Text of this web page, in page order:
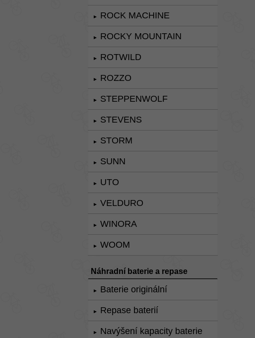
► ROCK MACHINE
► ROCKY MOUNTAIN
► ROTWILD
► ROZZO
► STEPPENWOLF
► STEVENS
► STORM
► SUNN
► UTO
► VELDURO
► WINORA
► WOOM
Náhradní baterie a repase
► Baterie originální
► Repase baterií
► Navýšení kapacity baterie